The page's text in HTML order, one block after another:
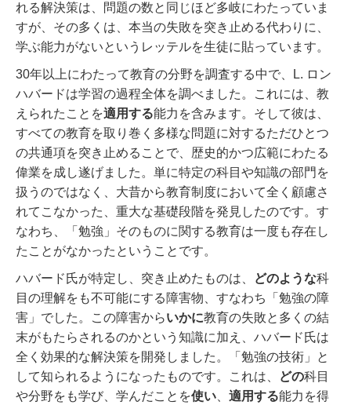
れる解決策は、問題の数と同じほど多岐にわたっていま
すが、その多くは、本当の失敗を突き止める代わりに、
学ぶ能力がないというレッテルを生徒に貼っています。
30年以上にわたって教育の分野を調査する中で、L. ロン
ハバードは学習の過程全体を調べました。これには、教
えられたことを適用する能力を含みます。 そして彼は、
すべての教育を取り巻く多様な問題に対するただひとつ
の共通項を突き止めることで、歴史的かつ広範にわたる
偉業を成し遂げました。単に特定の科目や知識の部門を
扱うのではなく、大昔から教育制度において全く顧慮さ
れてこなかった、重大な基礎段階を発見したのです。す
なわち、「勉強」そのものに関する教育は一度も存在し
たことがなかったということです。
ハバード氏が特定し、突き止めたものは、 どのような科
目の理解をも不可能にする障害物、すなわち「勉強の障
害」でした。
この障害からいかに教育の失敗と多くの結
末がもたらされるのかという知識に加え、ハバード氏は
全く効果的な解決策を開発しました。「勉強の技術」と
して知られるようになったものです。
これは、 どの科目
や分野をも学び、学んだことを使い 適用する能力を得